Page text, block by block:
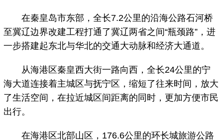
在秦皇岛市东部，全长7.2公里的沿海公路石河桥
至冀辽边界改建工程打通了冀辽两省之间“瓶颈路”，进
一步搭建起东北与华北的交通大动脉和经济大通道。
从海港区秦皇西大街一路向西，全长24公里的宁
海大道连接着主城区与抚宁区，缩短了往来时间，放大
了生活空间，在拉近城区间距离的同时，更加方便市民
出行。
在海港区北部山区，176.6公里的环长城旅游公路